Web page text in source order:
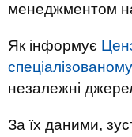
менеджментом
Як інформує
незалежні
За їх даними,